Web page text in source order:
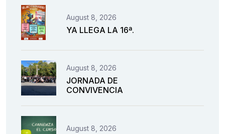
August 8, 2026
YA LLEGA LA 16ª.
August 8, 2026
JORNADA DE
CONVIVENCIA
August 8, 2026